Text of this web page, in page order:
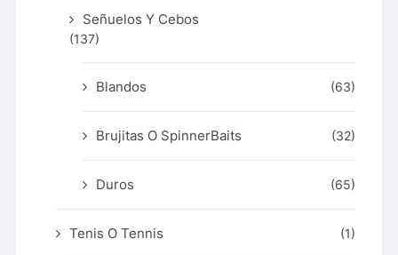
Señuelos Y Cebos
(137)
Blandos (63)
Brujitas O SpinnerBaits (32)
Duros (65)
Tenis O Tennis (1)